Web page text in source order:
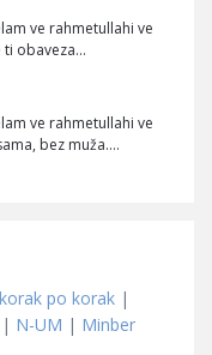
ve rahmetullahi ve
ti obaveza…
ve rahmetullahi ve
bez muža.…
po korak |
| N-UM | Minber